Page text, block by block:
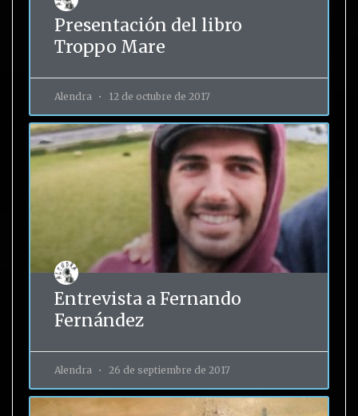
Presentación del libro
Troppo Mare
Alendra 12 de octubre de 2017
Entrevista a Fernando
Fernández
Alendra 26 de septiembre de 2017